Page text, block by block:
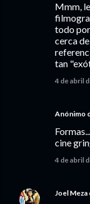
Mmm,
todo
cerca
tan
4 de abril
Anónimo
cine
4 de abril
Joel Meza